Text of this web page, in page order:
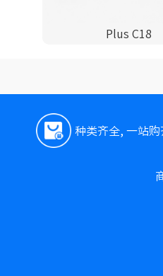
Plus C18
种类齐全, 一站购